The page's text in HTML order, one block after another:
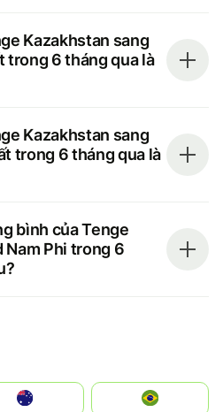
Kazakhstan sang
trong 6 tháng qua là
Kazakhstan sang
trong 6 tháng qua là
bình của Tenge
Nam Phi trong 6